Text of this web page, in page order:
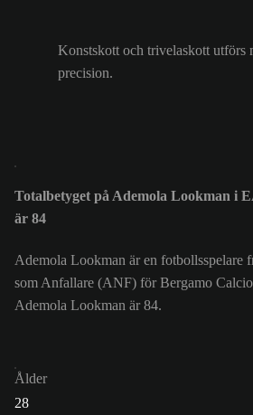
Konstskott och trivelaskott utförs
precision.
Totalbetyget på Ademola Lookman i
är 84
Ademola Lookman är en fotbollsspelare
som Anfallare (ANF) för Bergamo
Ademola Lookman är 84.
Ålder
28